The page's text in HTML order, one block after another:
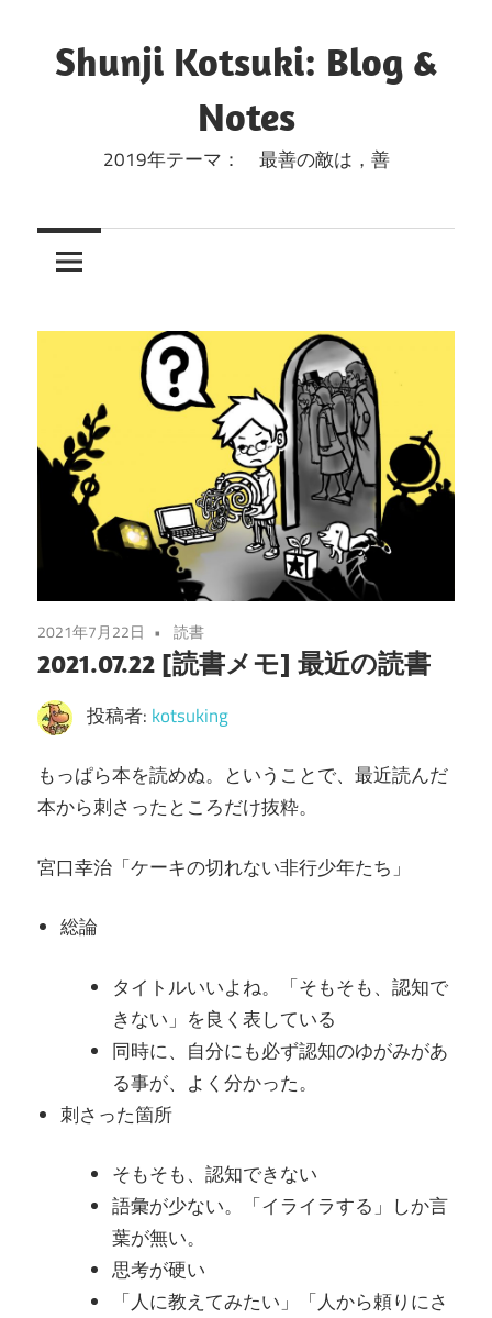
キ
Shunji Kotsuki: Blog &
Notes
2019年テーマ： 最善の敵は，善
2021年7月22日 読書
2021.07.22 [読書メモ] 最近の読書
投稿者: kotsuking
もっぱら本を読めぬ。ということで、最近読んだ
本から刺さったところだけ抜粋。
宮口幸治「ケーキの切れない非行少年たち」
総論
タイトルいいよね。「そもそも、認知で
きない」を良く表している
同時に、自分にも必ず認知のゆがみがあ
る事が、よく分かった。
刺さった箇所
そもそも、認知できない
語彙が少ない。「イライラする」しか言
葉が無い。
思考が硬い
「人に教えてみたい」「人から頼りにさ